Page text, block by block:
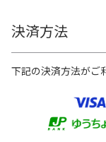
決済方法
下記の決済方法がご